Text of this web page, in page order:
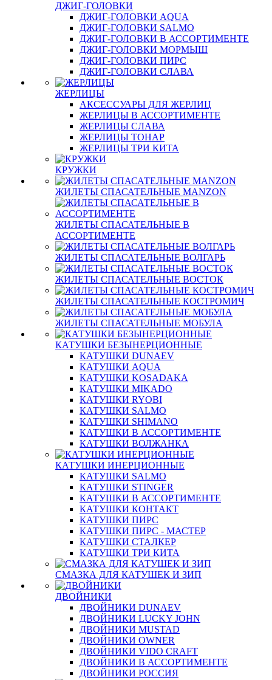
ДЖИГ-ГОЛОВКИ
ДЖИГ-ГОЛОВКИ AQUA
ДЖИГ-ГОЛОВКИ SALMO
ДЖИГ-ГОЛОВКИ В АССОРТИМЕНТЕ
ДЖИГ-ГОЛОВКИ МОРМЫШ
ДЖИГ-ГОЛОВКИ ПИРС
ДЖИГ-ГОЛОВКИ СЛАВА
ЖЕРЛИЦЫ
АКСЕССУАРЫ ДЛЯ ЖЕРЛИЦ
ЖЕРЛИЦЫ В АССОРТИМЕНТЕ
ЖЕРЛИЦЫ СЛАВА
ЖЕРЛИЦЫ ТОНАР
ЖЕРЛИЦЫ ТРИ КИТА
КРУЖКИ
ЖИЛЕТЫ СПАСАТЕЛЬНЫЕ MANZON
ЖИЛЕТЫ СПАСАТЕЛЬНЫЕ В
АССОРТИМЕНТЕ
ЖИЛЕТЫ СПАСАТЕЛЬНЫЕ ВОЛГАРЬ
ЖИЛЕТЫ СПАСАТЕЛЬНЫЕ ВОСТОК
ЖИЛЕТЫ СПАСАТЕЛЬНЫЕ КОСТРОМИЧ
ЖИЛЕТЫ СПАСАТЕЛЬНЫЕ МОБУЛА
КАТУШКИ БЕЗЫНЕРЦИОННЫЕ
КАТУШКИ DUNAEV
КАТУШКИ AQUA
КАТУШКИ KOSADAKA
КАТУШКИ MIKADO
КАТУШКИ RYOBI
КАТУШКИ SALMO
КАТУШКИ SHIMANO
КАТУШКИ В АССОРТИМЕНТЕ
КАТУШКИ ВОЛЖАНКА
КАТУШКИ ИНЕРЦИОННЫЕ
КАТУШКИ SALMO
КАТУШКИ STINGER
КАТУШКИ В АССОРТИМЕНТЕ
КАТУШКИ КОНТАКТ
КАТУШКИ ПИРС
КАТУШКИ ПИРС - МАСТЕР
КАТУШКИ СТАЛКЕР
КАТУШКИ ТРИ КИТА
СМАЗКА ДЛЯ КАТУШЕК И ЗИП
ДВОЙНИКИ
ДВОЙНИКИ DUNAEV
ДВОЙНИКИ LUCKY JOHN
ДВОЙНИКИ MUSTAD
ДВОЙНИКИ OWNER
ДВОЙНИКИ VIDO CRAFT
ДВОЙНИКИ В АССОРТИМЕНТЕ
ДВОЙНИКИ РОССИЯ